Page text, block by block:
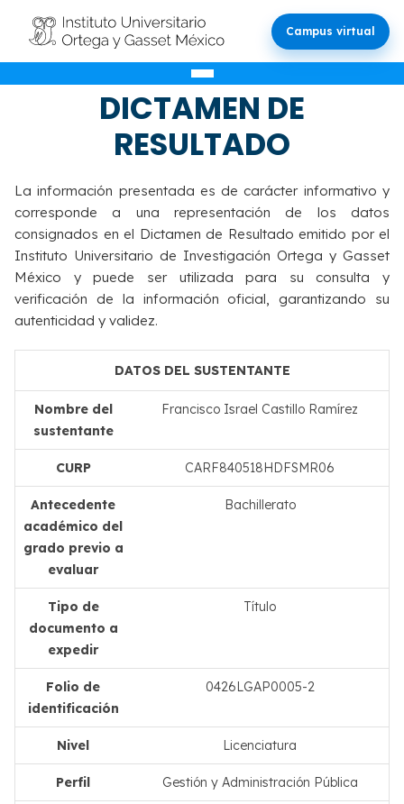
Campus virtual
VALIDACIÓN DEL
DICTAMEN DE
RESULTADO
La información presentada es de carácter informativo y
corresponde a una representación de los datos
consignados en el Dictamen de Resultado emitido por el
Instituto Universitario de Investigación Ortega y Gasset
México y puede ser utilizada para su consulta y
verificación de la información oficial, garantizando su
autenticidad y validez.
DATOS DEL SUSTENTANTE
Nombre del
sustentante
Francisco Israel Castillo Ramírez
CURP CARF840518HDFSMR06
Antecedente
académico del
grado previo a
evaluar
Bachillerato
Tipo de
documento a
expedir
Título
Folio de
identificación
0426LGAP0005-2
Nivel Licenciatura
Perfil Gestión y Administración Pública